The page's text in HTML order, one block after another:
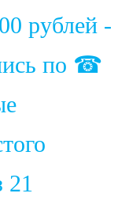
рублей -
по ☎
21